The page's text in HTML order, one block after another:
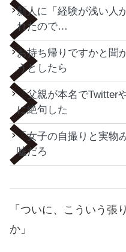
新人に「経験が浅い人
れたので…
お持ち帰りですかと聞
うとしたら
「父親が本名でTwitter
に絶句した
「女子の自撮りと実物
嘘だろ
「ついに、こういう張
か」